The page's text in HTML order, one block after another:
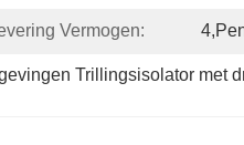
Vermogen:
Trillingsisolator met